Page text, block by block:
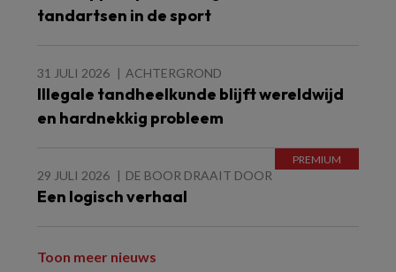
tandartsen in de sport
31 JULI 2026 ACHTERGROND
Illegale tandheelkunde blijft wereldwijd
en hardnekkig probleem
29 JULI 2026 DE BOOR DRAAIT DOOR
Een logisch verhaal
Toon meer nieuws